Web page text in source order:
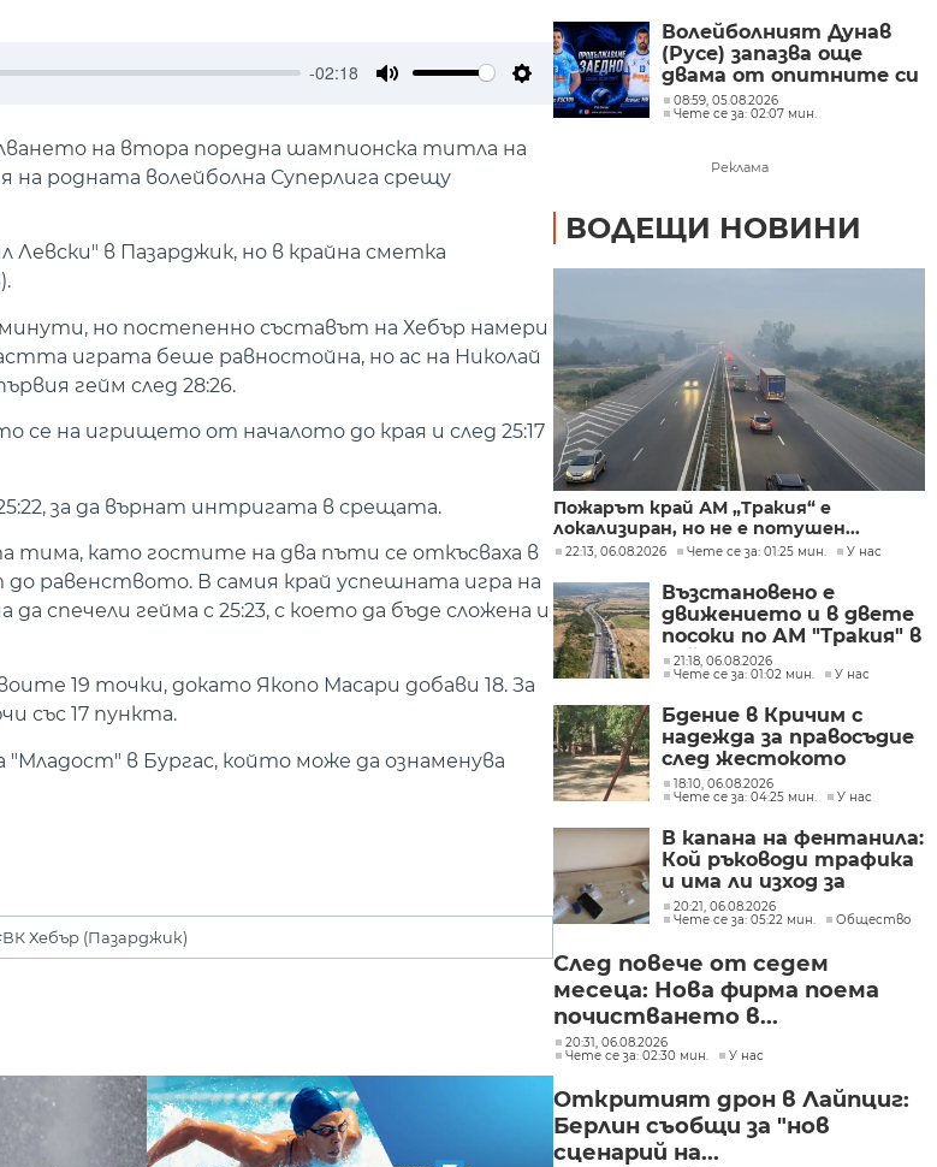
-02:18
Settings
на втора поредна шампионска титла на
на родната волейболна Суперлига срещу
в Пазарджик, но в крайна сметка
но постепенно съставът на Хебър намери
играта беше равностойна, но ас на Николай
гейм след 28:26.
на игрището от началото до края и след 25:17
за да върнат интригата в срещата.
като гостите на два пъти се откъсваха в
равенството. В самия край успешната игра на
спечели гейма с 25:23, с което да бъде сложена и
19 точки, докато Якопо Масари добави 18. За
със 17 пункта.
"Младост" в Бургас, който може да ознаменува
Хебър (Пазарджик)
Волейболният Дунав
(Русе) запазва още
двама от опитните си
играчи
08:59, 05.08.2026
Чете се за: 02:07 мин.
Реклама
ВОДЕЩИ НОВИНИ
Пожарът край АМ „Тракия“ е
локализиран, но не е потушен...
22:13, 06.08.2026 Чете се за: 01:25 мин. У нас
Възстановено е
движението и в двете
посоки по АМ "Тракия" в
района на 69-тия
километър
21:18, 06.08.2026
Чете се за: 01:02 мин.
У нас
Бдение в Кричим с
надежда за правосъдие
след жестокото
убийство на млад мъж
в Пловдив от
18:10, 06.08.2026
Чете се за: 04:25 мин.
У нас
В капана на фентанила:
Кой ръководи трафика
и има ли изход за
пристрастените?
20:21, 06.08.2026
Чете се за: 05:22 мин.
Общество
След повече от седем
месеца: Нова фирма поема
почистването в...
20:31, 06.08.2026
Чете се за: 02:30 мин.
У нас
Откритият дрон в Лайпциг:
Берлин съобщи за "нов
сценарий на...